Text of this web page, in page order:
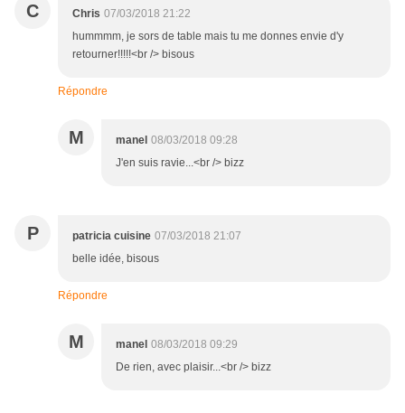
C Chris 07/03/2018 21:22
hummmm, je sors de table mais tu me donnes envie d'y
retourner!!!!!<br /> bisous
Répondre
M manel 08/03/2018 09:28
J'en suis ravie...<br /> bizz
P patricia cuisine 07/03/2018 21:07
belle idée, bisous
Répondre
M manel 08/03/2018 09:29
De rien, avec plaisir...<br /> bizz